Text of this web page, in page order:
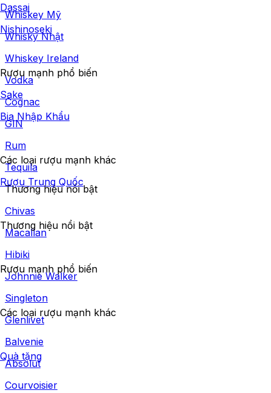
Dassai
Nishinoseki
Rượu mạnh phổ biến
Sake
Bia Nhập Khẩu
Các loại rượu mạnh khác
Rượu Trung Quốc
Thương hiệu nổi bật
Rượu mạnh phổ biến
Các loại rượu mạnh khác
Quà tặng
Whiskey Mỹ
Whisky Nhật
Whiskey Ireland
Vodka
Cognac
GIN
Rum
Tequila
Thương hiệu nổi bật
Chivas
Macallan
Hibiki
Johnnie Walker
Singleton
Glenlivet
Balvenie
Absolut
Courvoisier